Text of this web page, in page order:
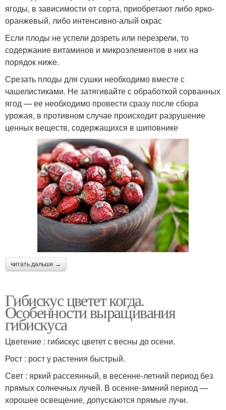
ягоды, в зависимости от сорта, приобретают либо ярко-
оранжевый, либо интенсивно-алый окрас
Если плоды не успели дозреть или перезрели, то
содержание витаминов и микроэлементов в них на
порядок ниже.
Срезать плоды для сушки необходимо вместе с
чашелистиками. Не затягивайте с обработкой сорванных
ягод — ее необходимо провести сразу после сбора
урожая, в противном случае происходит разрушение
ценных веществ, содержащихся в шиповнике
читать дальше →
Гибискус цветет когда.
Особенности выращивания
гибискуса
Цветение : гибискус цветет с весны до осени.
Рост : рост у растения быстрый.
Свет : яркий рассеянный, в весенне-летний период без
прямых солнечных лучей. В осенне-зимний период —
хорошее освещение, допускаются прямые лучи.